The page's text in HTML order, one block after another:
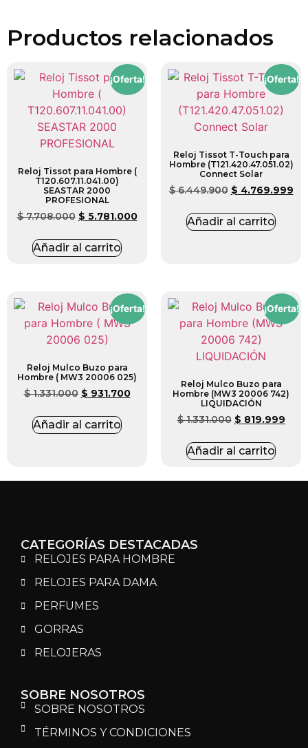
Productos relacionados
¡Oferta!
Reloj Tissot para Hombre (
T120.607.11.041.00)
SEASTAR 2000
PROFESIONAL
$7.708.000 $ 5.781.000
Añadir al carrito
¡Oferta!
Reloj Tissot T-Touch para
Hombre (T121.420.47.051.02)
Connect Solar
$6.449.900 $ 4.769.999
Añadir al carrito
¡Oferta!
Reloj Mulco Buzo para
Hombre ( MW3 20006 025)
$1.331.000 $ 931.700
Añadir al carrito
¡Oferta!
Reloj Mulco Buzo para
Hombre (MW3 20006 742)
LIQUIDACIÓN
$1.331.000 $ 819.999
Añadir al carrito
CATEGORÍAS DESTACADAS
RELOJES PARA HOMBRE
RELOJES PARA DAMA
PERFUMES
GORRAS
RELOJERAS
SOBRE NOSOTROS
SOBRE NOSOTROS
TÉRMINOS Y CONDICIONES